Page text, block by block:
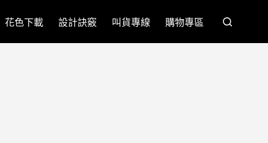
花色下載 設計訣竅 叫貨專線 購物專區